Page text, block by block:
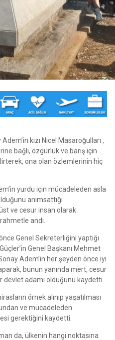
kızı Nicel Masaroğulları ,
bağlı, özgürlük ve barış için
ona olan özlemlerinin hiç
yurdu için mücadeleden asla
anımsattığı
ve cesur insan olarak
andı.
Genel Sekreterliğini yaptığı
Genel Başkanı Mehmet
Adem’in her şeyden önce iyi
bunun yanında mert, cesur
devlet adamı olduğunu kaydetti.
örnek alınıp yaşatılması
ve mücadeleden
gerektiğini kaydetti.
da, ülkenin hangi noktasına